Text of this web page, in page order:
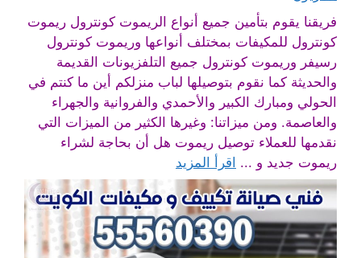
فريقنا يقوم بتأمين جميع أنواع الريموت كونترول ريموت
كونترول للمكيفات بمختلف أنواعها وريموت كونترول
رسيفر وريموت كونترول جميع التلفزيونات القديمة
والحديثة كما نقوم بتوصيلها لباب منزلكم أين ما كنتم في
الحولي ومبارك الكبير والأحمدي والفروانية والجهراء
والعاصمة. ومن ميزاتنا: وغيرها الكثير من الميزات التي
نقدمها للعملاء توصيل ريموت هل أن بحاجة لشراء
ريموت جديد و ... اقرأ المزيد